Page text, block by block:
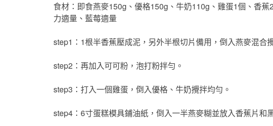
食材：即食燕麥150g、優格150g、牛奶110g、雞蛋1個、香
力適量、藍莓適量
step1：1根半香蕉壓成泥，另外半根切片備用，倒入燕麥混合
step2：再加入可可粉，泡打粉拌勻。
step3：打入一個雞蛋，倒入優格、牛奶攪拌均勻。
step4：6寸蛋糕模具鋪油紙，倒入一半燕麥糊並放入香蕉片和